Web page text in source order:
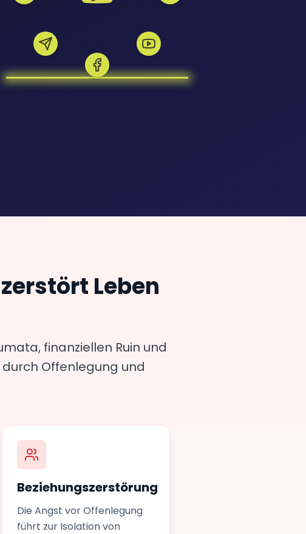
Leben
finanziellen Ruin und
Offenlegung und
Beziehungszerstörung
Die Angst vor Offenlegung
führt zur Isolation von